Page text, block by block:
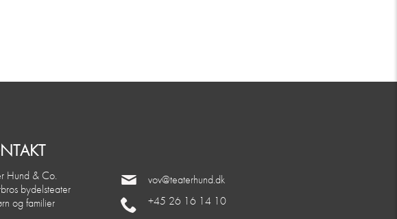
Hund & Co.
bydelsteater
og familier
vov@teaterhund.dk
+45 26 16 14 10